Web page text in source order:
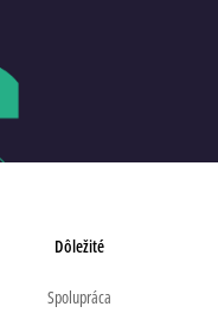
Dôležité
Spolupráca